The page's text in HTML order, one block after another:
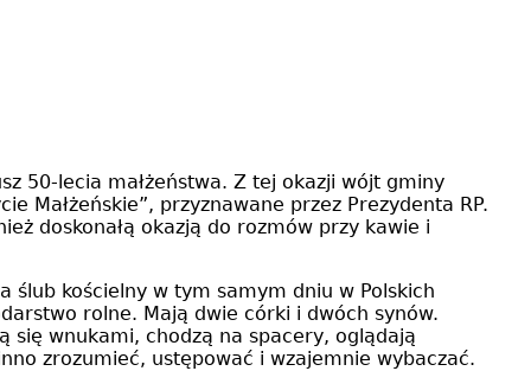
50-lecia małżeństwa. Z tej okazji wójt gminy
Małżeńskie”, przyznawane przez Prezydenta RP.
doskonałą okazją do rozmów przy kawie i
ślub kościelny w tym samym dniu w Polskich
rolne. Mają dwie córki i dwóch synów.
się wnukami, chodzą na spacery, oglądają
zrozumieć, ustępować i wzajemnie wybaczać.